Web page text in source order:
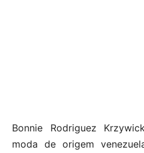
Bonnie Rodriguez
moda de origem